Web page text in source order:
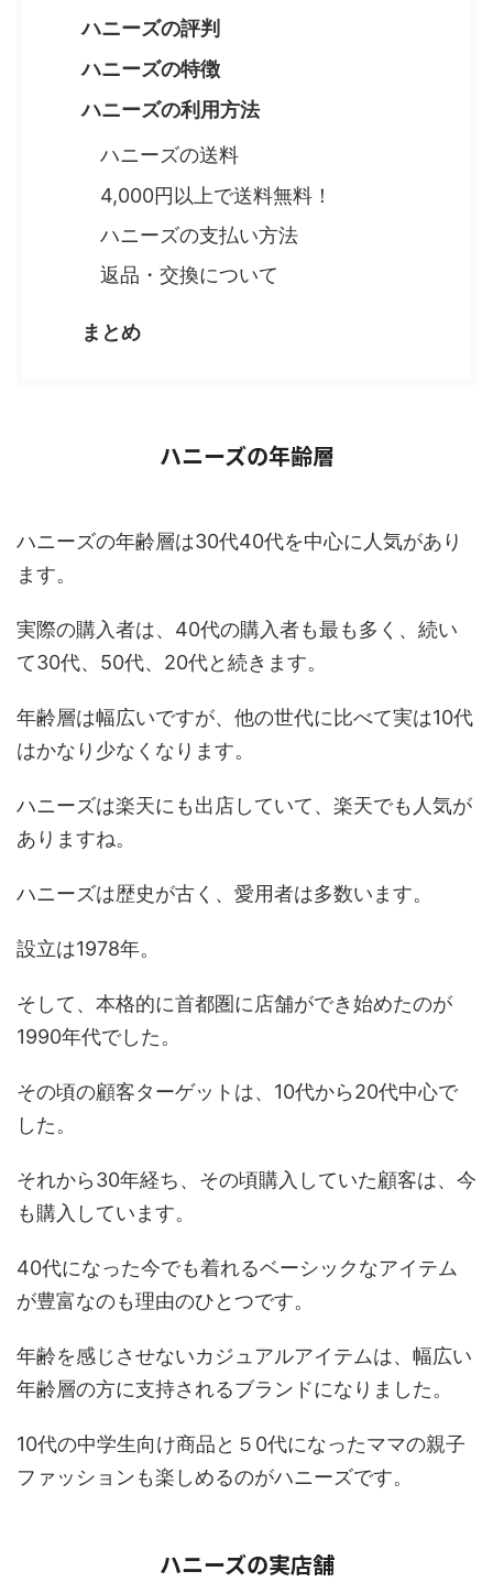
ハニーズの評判
ハニーズの特徴
ハニーズの利用方法
ハニーズの送料
4,000円以上で送料無料！
ハニーズの支払い方法
返品・交換について
まとめ
ハニーズの年齢層
ハニーズの年齢層は30代40代を中心に人気があり
ます。
実際の購入者は、40代の購入者も最も多く、続い
て30代、50代、20代と続きます。
年齢層は幅広いですが、他の世代に比べて実は10代
はかなり少なくなります。
ハニーズは楽天にも出店していて、楽天でも人気が
ありますね。
ハニーズは歴史が古く、愛用者は多数います。
設立は1978年。
そして、本格的に首都圏に店舗ができ始めたのが
1990年代でした。
その頃の顧客ターゲットは、10代から20代中心で
した。
それから30年経ち、その頃購入していた顧客は、今
も購入しています。
40代になった今でも着れるベーシックなアイテム
が豊富なのも理由のひとつです。
年齢を感じさせないカジュアルアイテムは、幅広い
年齢層の方に支持されるブランドになりました。
10代の中学生向け商品と５0代になったママの親子
ファッションも楽しめるのがハニーズです。
ハニーズの実店舗